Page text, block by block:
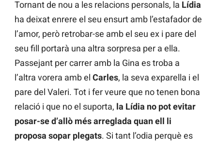
Tornant de nou a les relacions personals, la Lídia
ha deixat enrere el seu ensurt amb l’estafador de
l’amor, però retrobar-se amb el seu ex i pare del
seu fill portarà una altra sorpresa per a ella.
Passejant per carrer amb la Gina es troba a
l’altra vorera amb el Carles, la seva exparella i el
pare del Valeri. Tot i fer veure que no tenen bona
relació i que no el suporta, la Lídia no pot evitar
posar-se d’allò més arreglada quan ell li
proposa sopar plegats. Si tant l’odia perquè es